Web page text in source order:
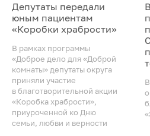
Депутаты передали
юным пациентам
«Коробки храбрости»
В рамках программы
«Доброе дело для «Доброй
комнаты» депутаты округа
приняли участие
в благотворительной акции
«Коробка храбрости»,
приуроченной ко Дню
семьи, любви и верности